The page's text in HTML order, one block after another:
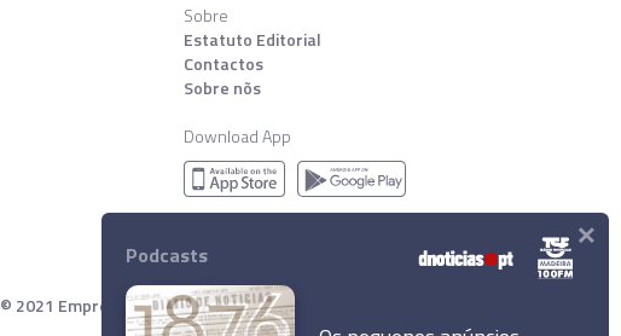
Sobre
Estatuto Editorial
Contactos
Sobre nõs
Download App
© 2021 Empresa Diário de Notícias, Lda. Todos os direitos reservados.
Podcasts ×